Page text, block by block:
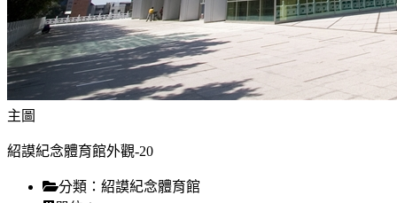
主圖
紹謨紀念體育館外觀-20
分類： 紹謨紀念體育館